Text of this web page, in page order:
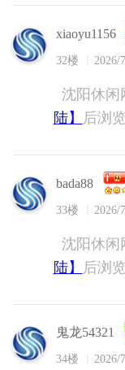
xiaoyu1156
32楼 2026/
沈阳休闲
陆】
后浏览
bada88
33楼 2026/
沈阳休闲
陆】
后浏
鬼龙54321
34楼 2026/